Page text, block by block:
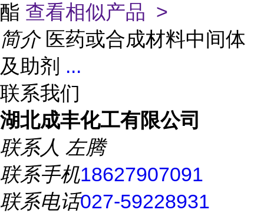
酯 查看相似产品 >
简介 医药或合成材料中间体
及助剂 ...
联系我们
湖北成丰化工有限公司
联系人 左腾
联系手机18627907091
联系电话027-59228931